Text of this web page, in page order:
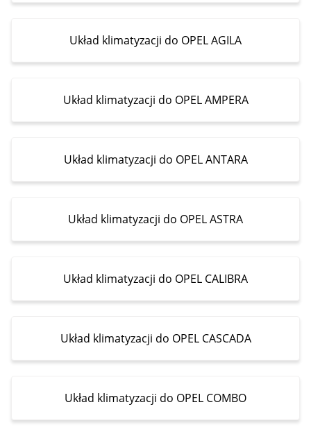
Układ klimatyzacji do OPEL AGILA
Układ klimatyzacji do OPEL AMPERA
Układ klimatyzacji do OPEL ANTARA
Układ klimatyzacji do OPEL ASTRA
Układ klimatyzacji do OPEL CALIBRA
Układ klimatyzacji do OPEL CASCADA
Układ klimatyzacji do OPEL COMBO